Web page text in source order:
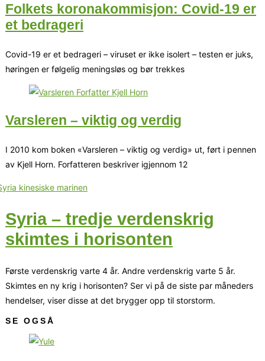
Folkets koronakommisjon: Covid-19 er
et bedrageri
Covid-19 er et bedrageri – viruset er ikke isolert – testen er juks,
høringen er følgelig meningsløs og bør trekkes
Varsleren – viktig og verdig
I 2010 kom boken «Varsleren – viktig og verdig» ut, ført i pennen
av Kjell Horn. Forfatteren beskriver igjennom 12
Syria – tredje verdenskrig
skimtes i horisonten
Første verdenskrig varte 4 år. Andre verdenskrig varte 5 år.
Skimtes en ny krig i horisonten? Ser vi på de siste par måneders
hendelser, viser disse at det brygger opp til storstorm.
SE OGSÅ